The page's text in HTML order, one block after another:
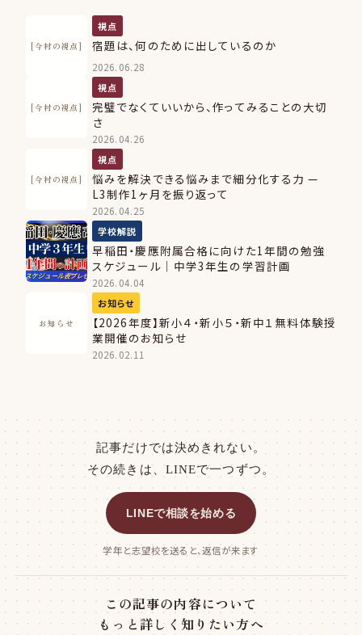
[今村の視点]
視点
宿題は、何のために出しているのか
2026.06.28
[今村の視点]
視点
完璧でなくていいから、作ってみることの大切
さ
2026.04.26
[今村の視点]
視点
悩みを解決できる悩みまで細分化する力 —
L3制作1ヶ月を振り返って
2026.04.25
学校解説
早稲田・慶應附属合格に向けた1年間の勉強
スケジュール｜中学3年生の学習計画
2026.04.04
お知らせ
お知らせ
【2026年度】新小４・新小５・新中１無料体験授
業開催のお知らせ
2026.02.11
記事だけでは決めきれない。
その続きは、LINEで一つずつ。
LINEで相談を始める
学年と志望校を送ると、返信が来ます
この記事の内容について
もっと詳しく知りたい方へ